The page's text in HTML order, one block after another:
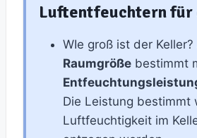
Luftentfeuchtern für
WIe groß ist der
Raumgröße bestimmt
Die Leistung bestimmt
Luftfeuchtigkeit im